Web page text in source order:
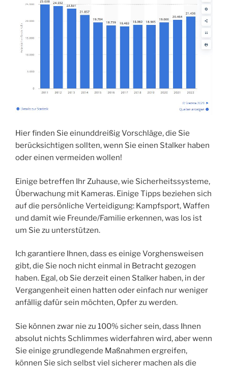
Hier finden Sie einunddreißig Vorschläge, die Sie
berücksichtigen sollten, wenn Sie einen Stalker haben
oder einen vermeiden wollen!
Einige betreffen Ihr Zuhause, wie Sicherheitssysteme,
Überwachung mit Kameras. Einige Tipps beziehen sich
auf die persönliche Verteidigung: Kampfsport, Waffen
und damit wie Freunde/Familie erkennen, was los ist
um Sie zu unterstützen.
Ich garantiere Ihnen, dass es einige Vorghensweisen
gibt, die Sie noch nicht einmal in Betracht gezogen
haben. Egal, ob Sie derzeit einen Stalker haben, in der
Vergangenheit einen hatten oder einfach nur weniger
anfällig dafür sein möchten, Opfer zu werden.
Sie können zwar nie zu 100% sicher sein, dass Ihnen
absolut nichts Schlimmes widerfahren wird, aber wenn
Sie einige grundlegende Maßnahmen ergreifen,
können Sie sich selbst viel sicherer machen als die